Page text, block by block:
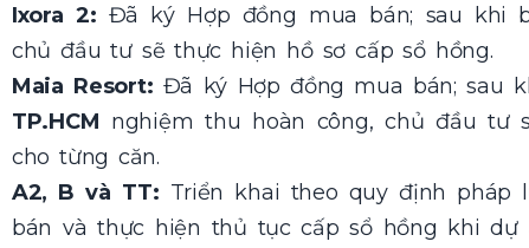
Ixora 2: Đã ký Hợp đồng mua bán; sau khi
chủ đầu tư sẽ thực hiện hồ sơ cấp sổ hồng.
Maia Resort: Đã ký Hợp đồng mua bán; sau
TP.HCM nghiệm thu hoàn công, chủ đầu tư
cho từng căn.
A2, B và TT: Triển khai theo quy định pháp
bán và thực hiện thủ tục cấp sổ hồng khi dự